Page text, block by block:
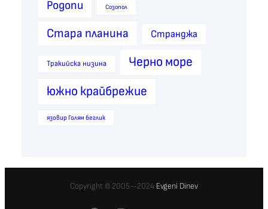
Родопи Созопол
Стара планина Странджа
Тракийска низина
Черно море
южно крайбрежие
язовир Голям беглик
Copyright © 2005—2024 Evgeni Dinev